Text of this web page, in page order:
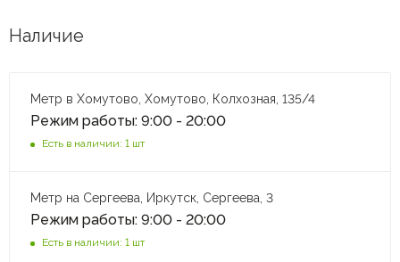
Наличие
Метр в Хомутово, Хомутово, Колхозная, 135/4
Режим работы: 9:00 - 20:00
Есть в наличии: 1 шт
Метр на Сергеева, Иркутск, Сергеева, 3
Режим работы: 9:00 - 20:00
Есть в наличии: 1 шт